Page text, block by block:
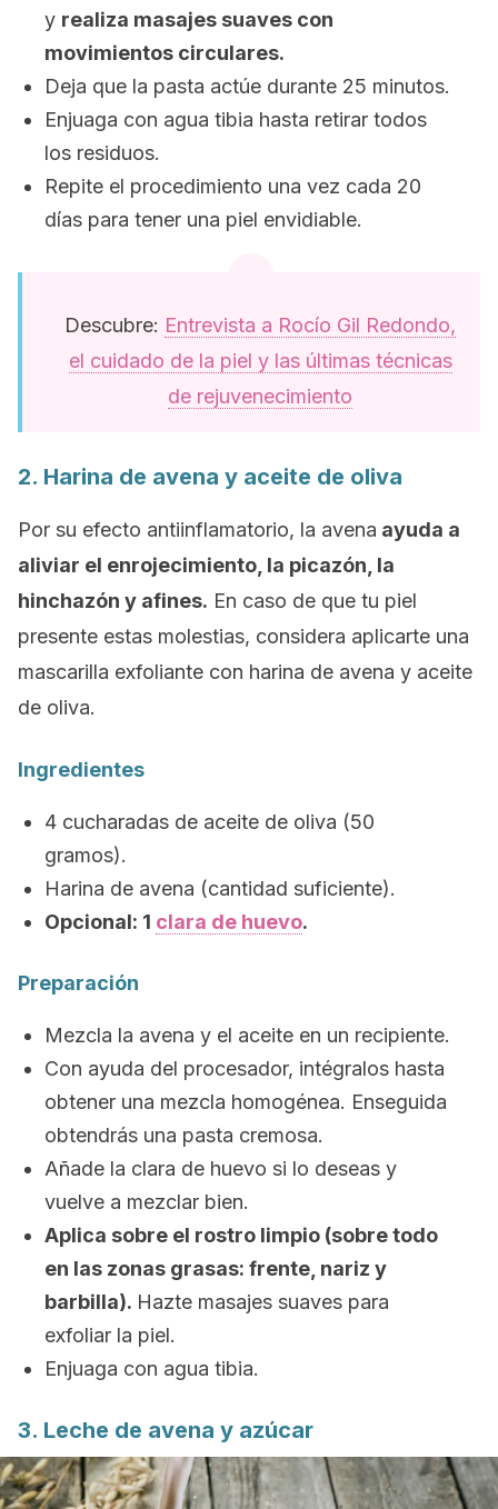
y realiza masajes suaves con
movimientos circulares.
Deja que la pasta actúe durante 25 minutos.
Enjuaga con agua tibia hasta retirar todos
los residuos.
Repite el procedimiento una vez cada 20
días para tener una piel envidiable.
Descubre: Entrevista a Rocío Gil Redondo,
el cuidado de la piel y las últimas técnicas
de rejuvenecimiento
2. Harina de avena y aceite de oliva
Por su efecto antiinflamatorio, la avena ayuda a
aliviar el enrojecimiento, la picazón, la
hinchazón y afines. En caso de que tu piel
presente estas molestias, considera aplicarte una
mascarilla exfoliante con harina de avena y aceite
de oliva.
Ingredientes
4 cucharadas de aceite de oliva (50
gramos).
Harina de avena (cantidad suficiente).
Opcional: 1 clara de huevo.
Preparación
Mezcla la avena y el aceite en un recipiente.
Con ayuda del procesador, intégralos hasta
obtener una mezcla homogénea. Enseguida
obtendrás una pasta cremosa.
Añade la clara de huevo si lo deseas y
vuelve a mezclar bien.
Aplica sobre el rostro limpio (sobre todo
en las zonas grasas: frente, nariz y
barbilla). Hazte masajes suaves para
exfoliar la piel.
Enjuaga con agua tibia.
3. Leche de avena y azúcar